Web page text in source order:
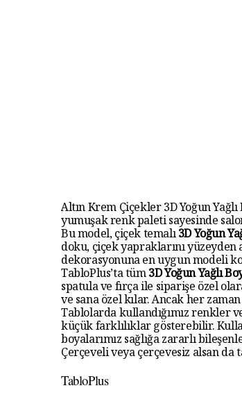
Altın Krem Çiçekler 3D Yoğun
yumuşak renk paleti sayesinde
Bu model, çiçek temalı3D Yoğun
doku, çiçek yapraklarını yüzeyden
dekorasyonuna en uygun modeli
TabloPlus’ta tüm3D Yoğun Yağlı
spatula ve fırça ile siparişe özel
ve sana özel kılar. Ancak her
Tablolarda kullandığımız renkler
küçük farklılıklar gösterebilir.
boyalarımız sağlığa zararlı
Çerçeveli veya çerçevesiz alsan da
TabloPlus